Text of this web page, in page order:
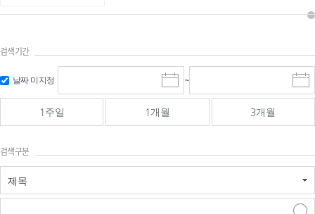
검색기간
날짜 미지정
시
작
일
선
~
종
료
선
1주일 1개월 3개월
검색구분
제목